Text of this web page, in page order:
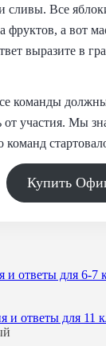
сливы. Все
фруктов, а вот
выразите в
команды
от участия. Мы
Купить
ответы для 6-7
ответы для 11